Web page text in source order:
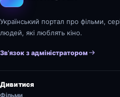
Український портал про фільми,
людей, які люблять кіно.
Зв’язок з адміністратором
Дивитися
Фільми